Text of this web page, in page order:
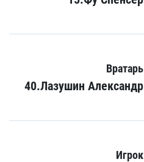
Вратарь
40.Лазушин Александр
Игрок